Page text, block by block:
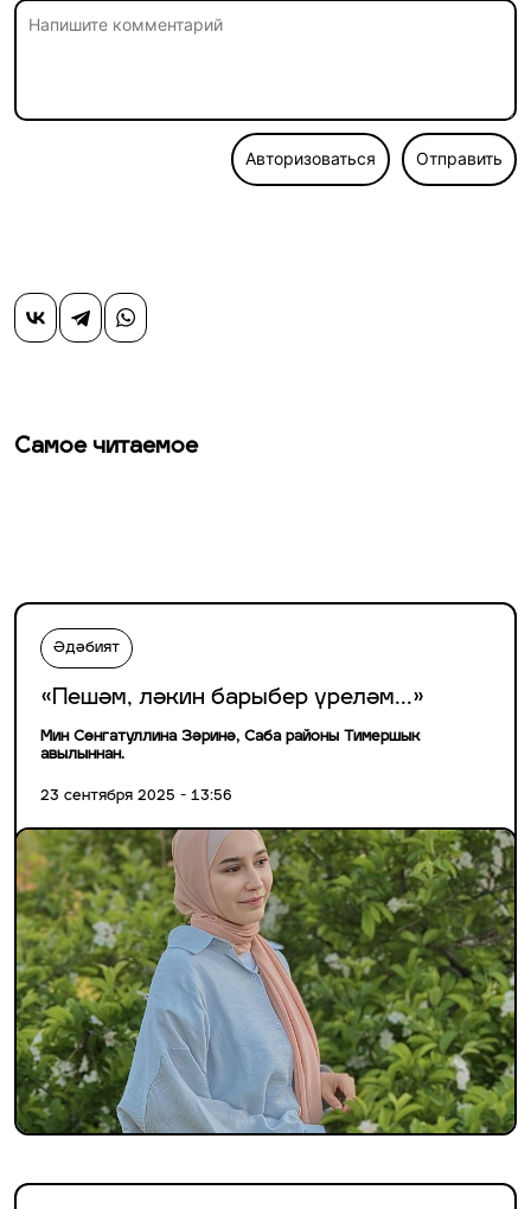
Авторизоваться Отправить
Самое читаемое
Әдәбият
«Пешәм, ләкин барыбер үреләм...»
Мин Сөнгатуллина Зәринә, Саба районы Тимершык
авылыннан.
23 сентября 2025 - 13:56